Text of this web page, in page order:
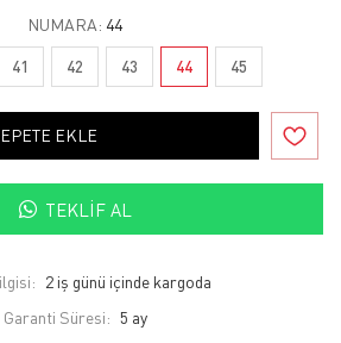
NUMARA: 44
41 42 43 44 45
EKLE
TEKLIF AL
2 iş günü içinde kargoda
Garanti Süresi: 5 ay